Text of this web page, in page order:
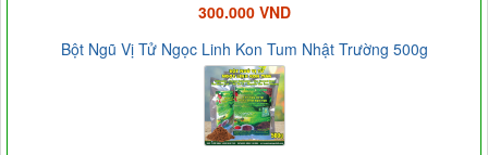
300.000 VND
Bột Ngũ Vị Tử Ngọc Linh Kon Tum Nhật Trường 500g